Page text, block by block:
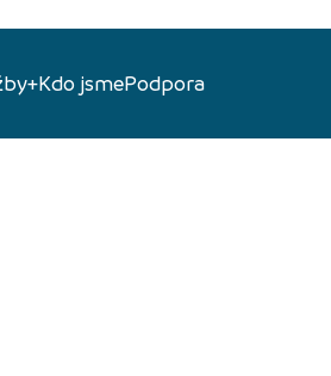
Kdo jsmePodpora